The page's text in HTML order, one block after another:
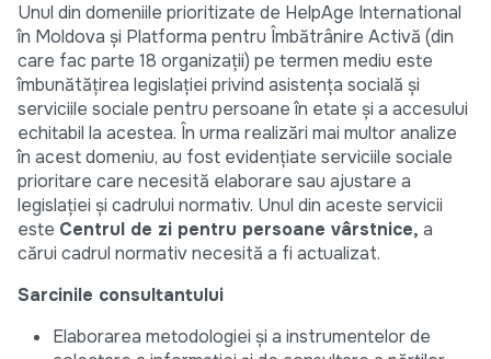
Unul din domeniile prioritizate de HelpAge International
în Moldova și Platforma pentru Îmbătrânire Activă (din
care fac parte 18 organizații) pe termen mediu este
îmbunătățirea legislației privind asistența socială și
serviciile sociale pentru persoane în etate și a accesului
echitabil la acestea. În urma realizări mai multor analize
în acest domeniu, au fost evidențiate serviciile sociale
prioritare care necesită elaborare sau ajustare a
legislației și cadrului normativ. Unul din aceste servicii
este Centrul de zi pentru persoane vârstnice, a
cărui cadrul normativ necesită a fi actualizat.
Sarcinile consultantului
Elaborarea metodologiei și a instrumentelor de